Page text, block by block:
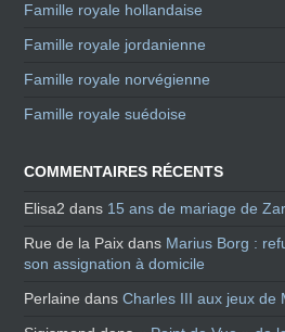
Famille royale hollandaise
Famille royale jordanienne
Famille royale norvégienne
Famille royale suédoise
COMMENTAIRES RÉCENTS
Elisa2 dans 15 ans de mariage de
Rue de la Paix dans Marius Borg :
son assignation à domicile
Perlaine dansCharles III aux jeux de